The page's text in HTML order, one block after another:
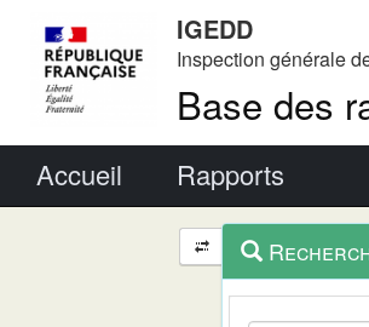
IGEDD
Inspection générale
Base des
Accueil Rapports
Navigation
et
outils
contextuel